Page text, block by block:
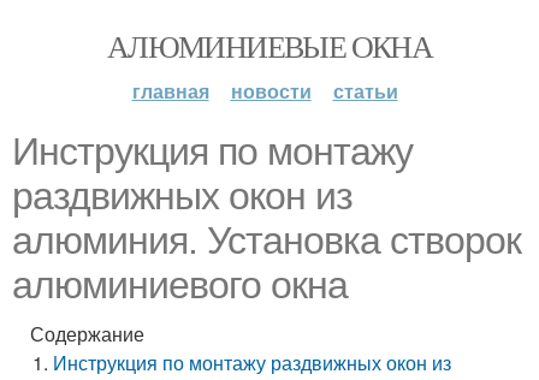
АЛЮМИНИЕВЫЕ ОКНА
главная новости статьи
Инструкция по монтажу
раздвижных окон из
алюминия. Установка створок
алюминиевого окна
Содержание
Инструкция по монтажу раздвижных окон из